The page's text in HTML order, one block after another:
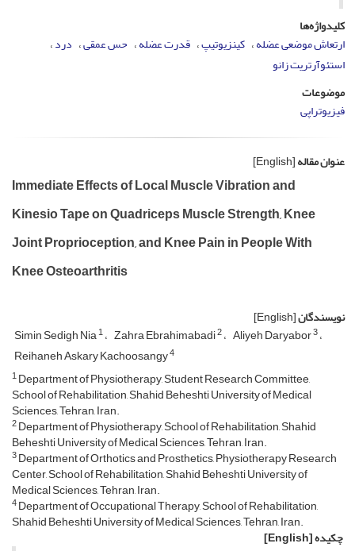
کلیدواژه‌ها
ارتعاش موضعی عضله کینزیوتیپ قدرت عضله حس عمقی درد
استئوآرتریت زانو
موضوعات
فیزیوتراپی
عنوان مقاله[English]
Immediate Effects of Local Muscle Vibration and
Kinesio Tape on Quadriceps Muscle Strength, Knee
Joint Proprioception, and Knee Pain in People With
Knee Osteoarthritis
نویسندگان[English]
Simin Sedigh Nia1 Zahra Ebrahimabadi2 Aliyeh Daryabor3
Reihaneh Askary Kachoosangy4
1Department of Physiotherapy, Student Research Committee,
School of Rehabilitation, Shahid Beheshti University of Medical
Sciences, Tehran, Iran.
2Department of Physiotherapy, School of Rehabilitation, Shahid
Beheshti University of Medical Sciences, Tehran, Iran.
3Department of Orthotics and Prosthetics, Physiotherapy Research
Center, School of Rehabilitation, Shahid Beheshti University of
Medical Sciences, Tehran, Iran.
4Department of Occupational Therapy, School of Rehabilitation,
Shahid Beheshti University of Medical Sciences, Tehran, Iran.
چکیده[English]